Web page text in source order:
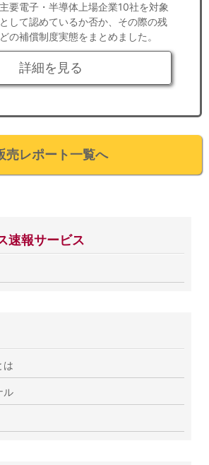
要電子・半導体上場企業10社を対象
して認めているか否か、その際の残
の補償制度実態をまとめました。
詳細を見る
売レポート一覧へ
速報サービス
は
ル